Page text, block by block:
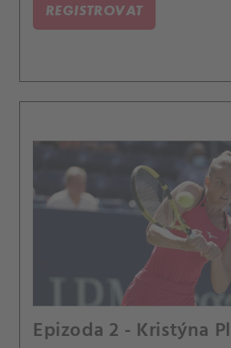
REGISTROVAT
Epizoda 2 - Kristýna